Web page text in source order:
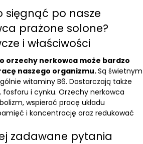
sięgnąć po nasze
prażone solone?
i właściwości
orzechy nerkowca może bardzo
naszego organizmu.Są świetnym
witaminy B6. Dostarczają także
i cynku. Orzechy nerkowca
wspierać pracę układu
i koncentrację oraz redukować
zadawane pytania